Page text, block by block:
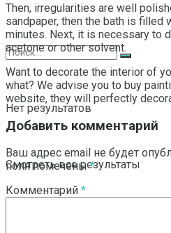
Нет результатов
Смотреть все результаты
Then, irregularities are well
sandpaper, then the bath is filled
minutes. Next, it is necessary to
acetone or other solvent.
Want to decorate the interior of
what? We advise you to buy
website, they will perfectly
Добавить комментарий
Ваш адрес email не будет
поля помечены*
Комментарий *